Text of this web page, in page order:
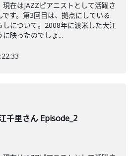
在はJAZZピアニストとして活躍さ
す。第3回目は、拠点にしている
しについて。2008年に渡米した大江
映ったのでしょ...
千里さん Episode_2